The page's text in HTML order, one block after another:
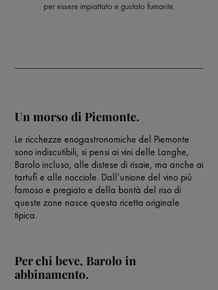
per essere impiattato e gustato fumante.
Un morso di Piemonte.
Le ricchezze enogastronomiche del Piemonte
sono indiscutibili, si pensi ai vini delle Langhe,
Barolo incluso, alle distese di risaie, ma anche ai
tartufi e alle nocciole. Dall’unione del vino più
famoso e pregiato e della bontà del riso di
queste zone nasce questa ricetta originale
tipica.
Per chi beve, Barolo in
abbinamento.